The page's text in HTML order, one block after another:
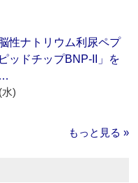
性ナトリウム利尿ペプ
ッドチップBNP-II」を
)
もっと見る »